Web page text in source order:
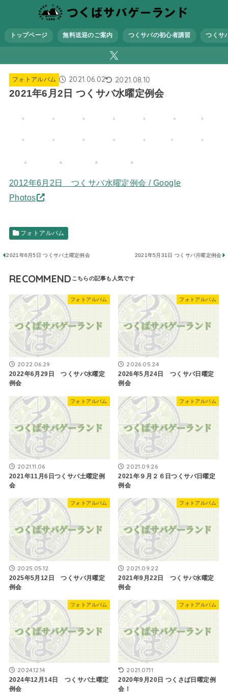
トップページ 無料送迎のご案内 つくサバの初心者講習 つくサ
フォトアルバム 2021.06.02 2021.08.10
2021年6月2日 つくサバ水曜定例会
2012年6月2日 つくサバ水曜定例会 / Google
Photos
フォトアルバム
2021年6月5日 つくサバ土曜定例会 2021年5月31日 ​つくサバ月曜定例会
RECOMMEND
フォトアルバム
2022.06.29
2022年6月29日 つくサバ水曜定
例会
フォトアルバム
2026.05.24
2026年5月24日 つくサバ日曜定
例会
フォトアルバム
2021.11.06
2021年11月6日つくサバ土曜定例
会
フォトアルバム
2021.09.26
2021年９月２６日つくサバ日曜定
例会
フォトアルバム
2025.05.12
2025年5月12日 つくサバ月曜定
例会
フォトアルバム
2021.09.22
2021年9月22日 つくサバ水曜定
例会
フォトアルバム
2024.12.14
2024年12月14日 つくサバ土曜定
例会
フォトアルバム
2021.07.11
2020年9月20日 つくさば日曜定例
会！